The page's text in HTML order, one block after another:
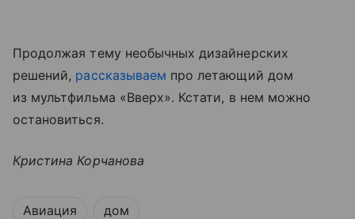
Продолжая тему необычных дизайнерских
решений, рассказываем про летающий дом
из мультфильма «Вверх». Кстати, в нем можно
остановиться.
Кристина Корчанова
Авиация дом